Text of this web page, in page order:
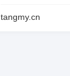
tangmy.cn